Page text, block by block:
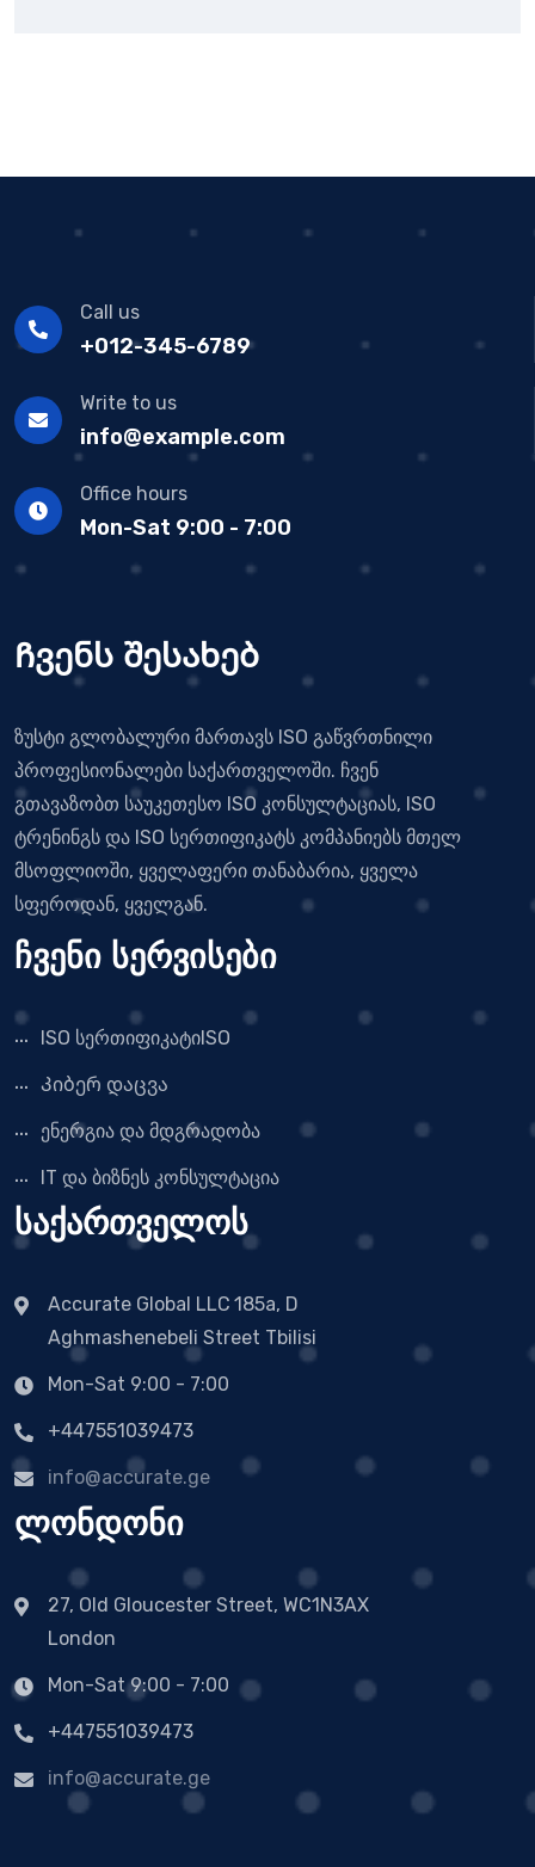
Call us
+012-345-6789
Write to us
info@example.com
Office hours
Mon-Sat 9:00 - 7:00
Ჩვენს შესახებ
ზუსტი გლობალური მართავს ISO გაწვრთნილი
პროფესიონალები საქართველოში. ჩვენ
გთავაზობთ საუკეთესო ISO კონსულტაციას, ISO
ტრენინგს და ISO სერთიფიკატს კომპანიებს მთელ
მსოფლიოში, ყველაფერი თანაბარია, ყველა
სფეროდან, ყველგან.
ჩვენი სერვისები
ISO სერთიფიკატიISO
Კიბერ დაცვა
ენერგია და მდგრადობა
IT და ბიზნეს კონსულტაცია
საქართველოს
Accurate Global LLC 185a, D
Aghmashenebeli Street Tbilisi
Mon-Sat 9:00 - 7:00
+447551039473
info@accurate.ge
ლონდონი
27, Old Gloucester Street, WC1N3AX
London
Mon-Sat 9:00 - 7:00
+447551039473
info@accurate.ge